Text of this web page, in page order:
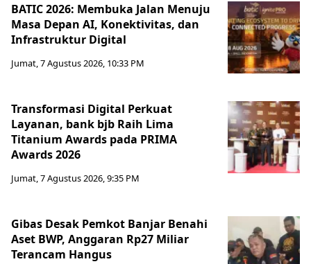
BATIC 2026: Membuka Jalan Menuju
Masa Depan AI, Konektivitas, dan
Infrastruktur Digital
Jumat, 7 Agustus 2026, 10:33 PM
Transformasi Digital Perkuat
Layanan, bank bjb Raih Lima
Titanium Awards pada PRIMA
Awards 2026
Jumat, 7 Agustus 2026, 9:35 PM
Gibas Desak Pemkot Banjar Benahi
Aset BWP, Anggaran Rp27 Miliar
Terancam Hangus